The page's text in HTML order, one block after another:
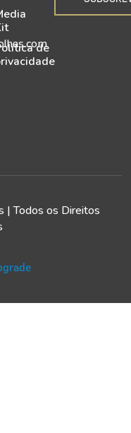
de
| Todos os Direitos